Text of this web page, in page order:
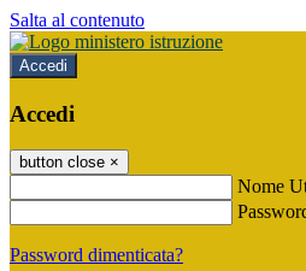
Salta al contenuto
Accedi
Accedi
button close ×
Nome
Password dimenticata?